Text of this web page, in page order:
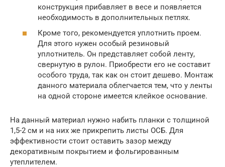
конструкция прибавляет в весе и появляется
необходимость в дополнительных петлях.
Кроме того, рекомендуется уплотнить проем.
Для этого нужен особый резиновый
уплотнитель. Он представляет собой ленту,
свернутую в рулон. Приобрести его не составит
особого труда, так как он стоит дешево. Монтаж
данного материала облегчается тем, что у ленты
на одной стороне имеется клейкое основание.
На данный материал нужно набить планки с толщиной
1,5-2 см и на них же прикрепить листы ОСБ. Для
эффективности стоит оставить зазор между
декоративным покрытием и фольгированным
утеплителем.